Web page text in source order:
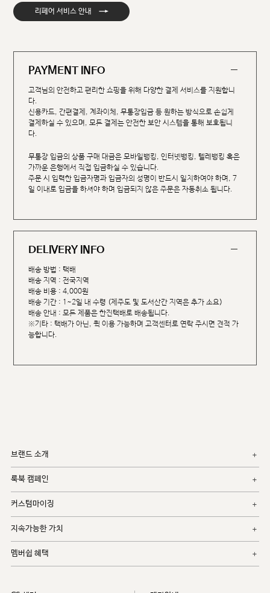
리페어 서비스 안내 →
PAYMENT INFO
고객님의 안전하고 편리한 쇼핑을 위해 다양한 결제 서비스를 지원합니
다.
신용카드, 간편결제, 계좌이체, 무통장입금 등 원하는 방식으로 손쉽게
결제하실 수 있으며, 모든 결제는 안전한 보안 시스템을 통해 보호됩니
다.
무통장 입금의 상품 구매 대금은 모바일뱅킹, 인터넷뱅킹, 텔레뱅킹 혹은
가까운 은행에서 직접 입금하실 수 있습니다.
주문 시 입력한 입금자명과 입금자의 성명이 반드시 일치하여야 하며, 7
일 이내로 입금을 하셔야 하며 입금되지 않은 주문은 자동취소 됩니다.
DELIVERY INFO
배송 방법 : 택배
배송 지역 : 전국지역
배송 비용 : 4,000원
배송 기간 : 1~2일 내 수령 (제주도 및 도서산간 지역은 추가 소요)
배송 안내 : 모든 제품은 한진택배로 배송됩니다.
※기타 : 택배가 아닌, 퀵 이용 가능하며 고객센터로 연락 주시면 견적 가
능합니다.
브랜드 소개
룩북 캠페인
커스텀마이징
지속가능한 가치
멤버쉽 혜택